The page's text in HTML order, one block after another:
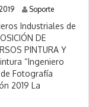
1
f
e
b
r
e
o
Soporte
Industriales de
DE
PINTURA Y
“Ingeniero
Fotografía
2019 La